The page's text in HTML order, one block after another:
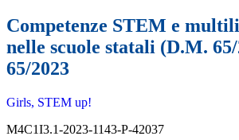
Competenze STEM e
nelle scuole statali (D.M.
65/2023
Girls, STEM up!
M4C1I3.1-2023-1143-P-42037